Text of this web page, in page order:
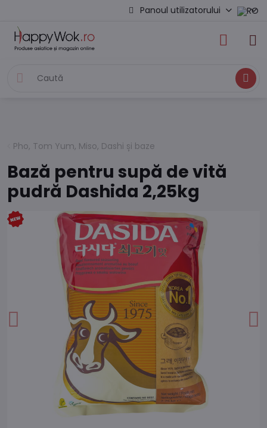
Panoul utilizatorului
Caută
Pho, Tom Yum, Miso, Dashi și baze
Bază pentru supă de vită
pudră Dashida 2,25kg